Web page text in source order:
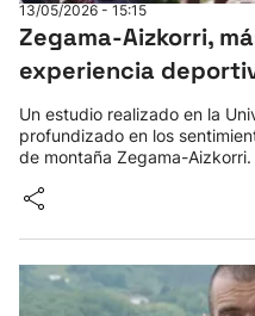
13/05/2026 - 15:15
Zegama-Aizkorri,
experiencia
Un estudio realizado en la
profundizado en los
de montaña Zegama-Aizkorri.